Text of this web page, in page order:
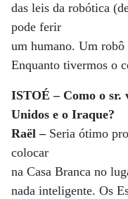
das leis da robótica
pode ferir
um humano. Um robô
Enquanto tivermos o
ISTOÉ – Como o sr.
Unidos e o Iraque?
Raël –Seria ótimo
colocar
na Casa Branca no
nada inteligente. Os